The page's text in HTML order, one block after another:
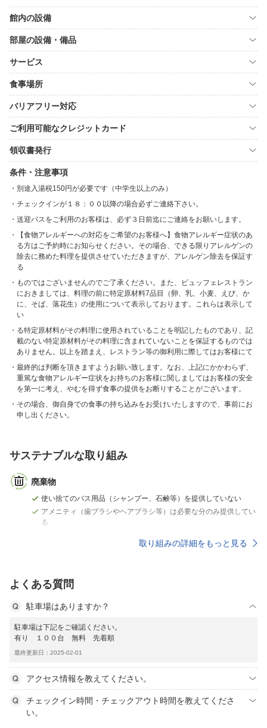
館内の設備
部屋の設備・備品
サービス
食事場所
バリアフリー対応
ご利用可能なクレジットカード
領収書発行
条件・注意事項
別途入湯税150円が必要です（中学生以上のみ）
チェックインが１８：００以降の場合必ずご連絡下さい。
送迎バスをご利用のお客様は、必ず３日前迄にご連絡をお願いします。
【食物アレルギーへの対応をご希望のお客様へ】食物アレルギー症状のあ
る方はご予約時にお知らせください。その場合、できる限りアレルゲンの
除去に務めた料理を提供させていただきますが、アレルゲン除去を保証す
る
ものではございませんのでご了承ください。また、ビュッフェレストラン
におきましては、料理の前に特定原材料7品目（卵、乳、小麦、えび、か
に、そば、落花生）の使用について表示しております。これらは表示して
い
る特定原材料がその料理に使用されていることを明記したものであり、記
載のない特定原材料がその料理に含まれていないことを保証するものでは
ありません。以上を踏まえ、レストラン等の御利用に際してはお客様にて
最終的は判断を頂きますようお願い致します。なお、上記にかかわらず、
重篤な食物アレルギー症状をお持ちのお客様に関しましてはお客様の安全
を第一に考え、やむを得ず食事の提供をお断りすることがございます。
その場合、御自身での食事の持ち込みをお受けいたしますので、事前にお
申し出ください。
サステナブルな取り組み
廃棄物
使い捨てのバス用品（シャンプー、石鹸等）を提供していない
アメニティ（歯ブラシやヘアブラシ等）は必要な分のみ提供してい
る
取り組みの詳細をもっと見る
よくある質問
駐車場はありますか？
駐車場は下記をご確認ください。
有り １００台 無料 先着順
最終更新日：2025-02-01
アクセス情報を教えてください。
チェックイン時間・チェックアウト時間を教えてくださ
い。